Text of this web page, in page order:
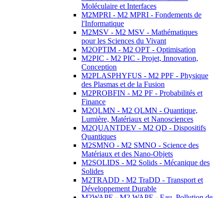
Moléculaire et Interfaces
M2MPRI - M2 MPRI - Fondements de
l'Informatique
M2MSV - M2 MSV - Mathématiques
pour les Sciences du Vivant
M2OPTIM - M2 OPT - Optimisation
M2PIC - M2 PIC - Projet, Innovation,
Conception
M2PLASPHYFUS - M2 PPF - Physique
des Plasmas et de la Fusion
M2PROBFIN - M2 PF - Probabilités et
Finance
M2QLMN - M2 QLMN - Quantique,
Lumière, Matériaux et Nanosciences
M2QUANTDEV - M2 QD - Dispositifs
Quantiques
M2SMNO - M2 SMNO - Science des
Matériaux et des Nano-Objets
M2SOLIDS - M2 Solids - Mécanique des
Solides
M2TRADD - M2 TraDD - Transport et
Développement Durable